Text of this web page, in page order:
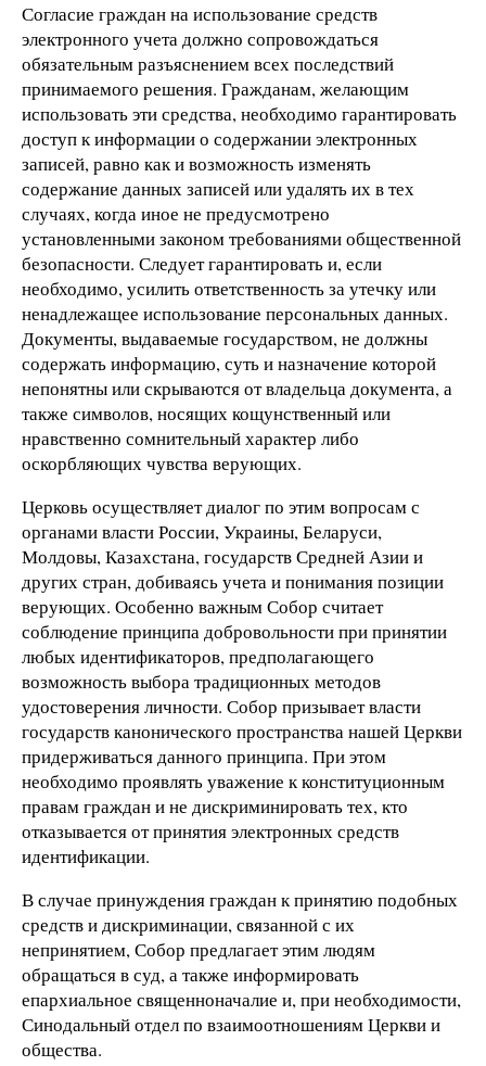
Согласие граждан на использование средств
электронного учета должно сопровождаться
обязательным разъяснением всех последствий
принимаемого решения. Гражданам, желающим
использовать эти средства, необходимо гарантировать
доступ к информации о содержании электронных
записей, равно как и возможность изменять
содержание данных записей или удалять их в тех
случаях, когда иное не предусмотрено
установленными законом требованиями общественной
безопасности. Следует гарантировать и, если
необходимо, усилить ответственность за утечку или
ненадлежащее использование персональных данных.
Документы, выдаваемые государством, не должны
содержать информацию, суть и назначение которой
непонятны или скрываются от владельца документа, а
также символов, носящих кощунственный или
нравственно сомнительный характер либо
оскорбляющих чувства верующих.
Церковь осуществляет диалог по этим вопросам с
органами власти России, Украины, Беларуси,
Молдовы, Казахстана, государств Средней Азии и
других стран, добиваясь учета и понимания позиции
верующих. Особенно важным Собор считает
соблюдение принципа добровольности при принятии
любых идентификаторов, предполагающего
возможность выбора традиционных методов
удостоверения личности. Собор призывает власти
государств канонического пространства нашей Церкви
придерживаться данного принципа. При этом
необходимо проявлять уважение к конституционным
правам граждан и не дискриминировать тех, кто
отказывается от принятия электронных средств
идентификации.
В случае принуждения граждан к принятию подобных
средств и дискриминации, связанной с их
непринятием, Собор предлагает этим людям
обращаться в суд, а также информировать
епархиальное священноначалие и, при необходимости,
Синодальный отдел по взаимоотношениям Церкви и
общества.